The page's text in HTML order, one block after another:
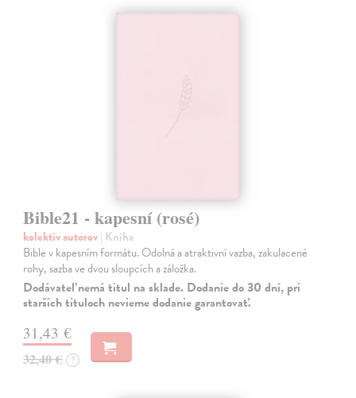
Bible21 - kapesní (rosé)
kolektív autorov| Kniha
Bible v kapesním formátu. Odolná a atraktivní vazba, zakulacené
rohy, sazba ve dvou sloupcích a záložka.
Dodávateľ nemá titul na sklade. Dodanie do 30 dní, pri
starších tituloch nevieme dodanie garantovať.
31,43 €
32,40 € ?